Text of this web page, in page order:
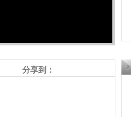
分享到：